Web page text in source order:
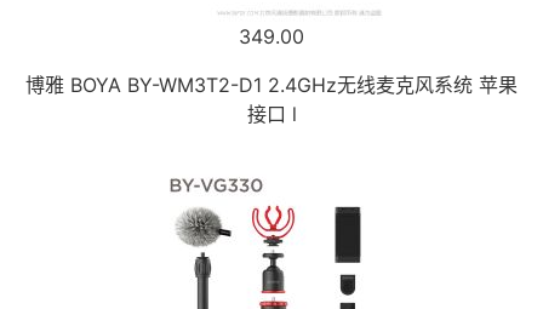
349.00
博雅 BOYA BY-WM3T2-D1 2.4GHz无线麦克风系统 苹果
接口 l